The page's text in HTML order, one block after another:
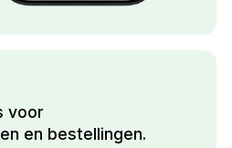
voor
en bestellingen.